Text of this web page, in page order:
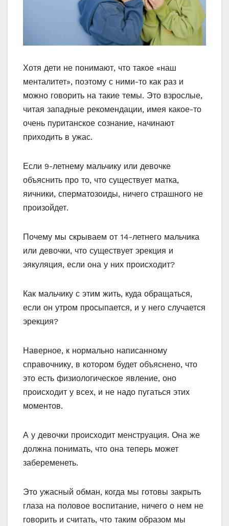
Хотя дети не понимают, что такое «наш
менталитет», поэтому с ними-то как раз и
можно говорить на такие темы. Это взрослые,
читая западные рекомендации, имея какое-то
очень пуританское сознание, начинают
приходить в ужас.
Если 9-летнему мальчику или девочке
объяснить про то, что существует матка,
яичники, сперматозоиды, ничего страшного не
произойдет.
Почему мы скрываем от 14-летнего мальчика
или девочки, что существует эрекция и
эякуляция, если она у них происходит?
Как мальчику с этим жить, куда обращаться,
если он утром просыпается, и у него случается
эрекция?
Наверное, к нормально написанному
справочнику, в котором будет объяснено, что
это есть физиологическое явление, оно
происходит у всех, и не надо пугаться этих
моментов.
А у девочки происходит менструация. Она же
должна понимать, что она теперь может
забеременеть.
Это ужасный обман, когда мы готовы закрыть
глаза на половое воспитание, ничего о нем не
говорить и считать, что таким образом мы